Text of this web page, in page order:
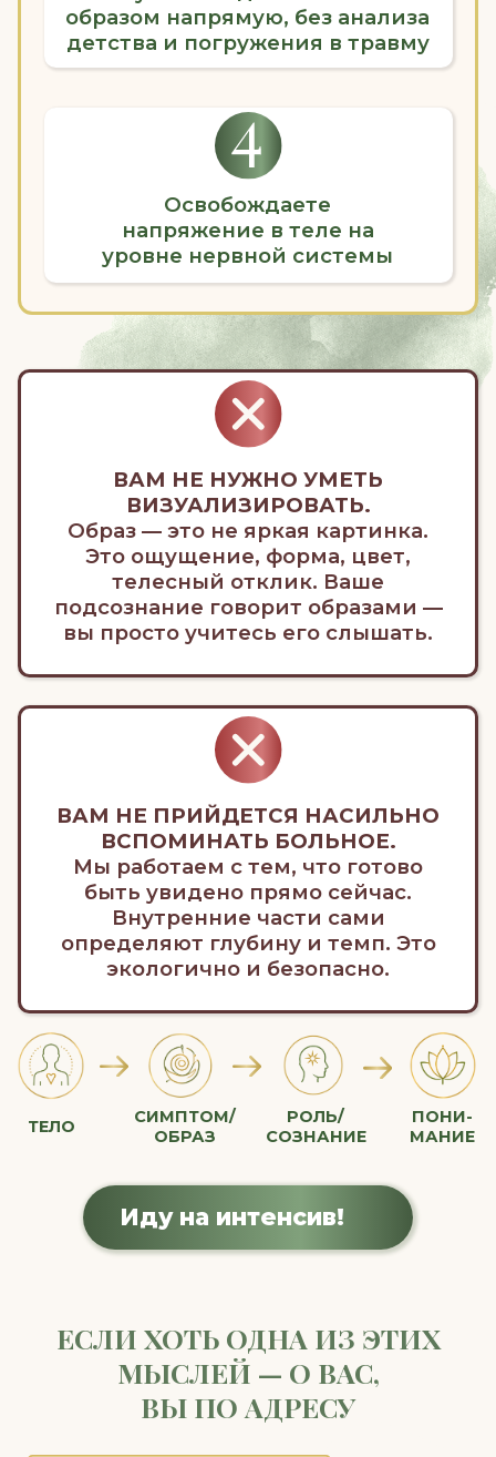
МАНИЕ
СИМПТОМ/
ОБРАЗ СОЗНАНИЕ
ЕСЛИ ХОТЬ ОДНА ИЗ ЭТИХ
МЫСЛЕЙ — О ВАС,
ВЫ ПО АДРЕСУ
ПРОГРАММА ИНТЕНСИВА:
4 НЕДЕЛИ МЯГКОЙ
ВНУТРЕННЕЙ ДИПЛОМАТИИ